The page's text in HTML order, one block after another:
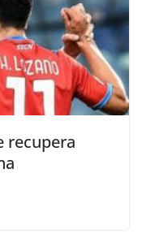
recupera